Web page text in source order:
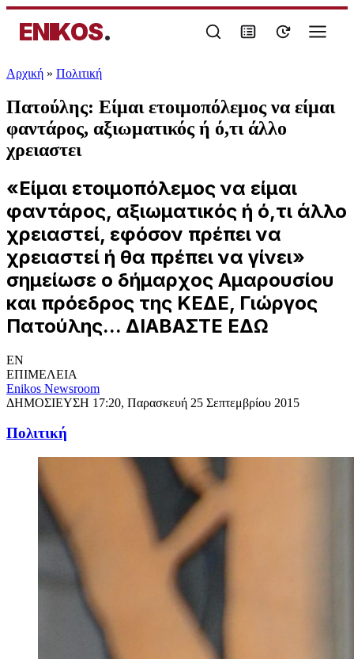
ENIKOS.
Αρχική » Πολιτική
Πατούλης: Είμαι ετοιμοπόλεμος να είμαι
φαντάρος, αξιωματικός ή ό,τι άλλο
χρειαστει
«Είμαι ετοιμοπόλεμος να είμαι
φαντάρος, αξιωματικός ή ό,τι άλλο
χρειαστεί, εφόσον πρέπει να
χρειαστεί ή θα πρέπει να γίνει»
σημείωσε ο δήμαρχος Αμαρουσίου
και πρόεδρος της ΚΕΔΕ, Γιώργος
Πατούλης... ΔΙΑΒΑΣΤΕ ΕΔΩ
EN
ΕΠΙΜΕΛΕΙΑ
Enikos Newsroom
ΔΗΜΟΣΙΕΥΣΗ 17:20, Παρασκευή 25 Σεπτεμβρίου 2015
Πολιτική